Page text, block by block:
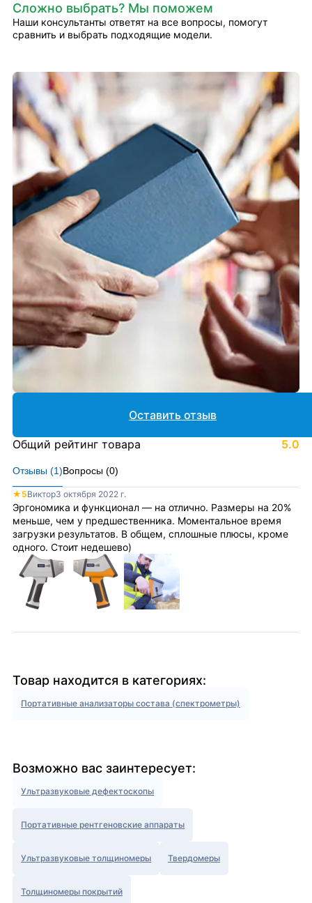
Сложно выбрать? Мы поможем
Наши консультанты ответят на все вопросы, помогут
сравнить и выбрать подходящие модели.
Отзывы (1)Вопросы (0)
★ 5Виктор3 октября 2022 г.
Эргономика и функционал — на отлично. Размеры на 20%
меньше, чем у предшественника. Моментальное время
загрузки результатов. В общем, сплошные плюсы, кроме
одного. Стоит недешево)
Оставить отзыв
Общий рейтинг товара 5.0
Товар находится в категориях:
Портативные анализаторы состава (спектрометры)
Возможно вас заинтересует:
Ультразвуковые дефектоскопы
Портативные рентгеновские аппараты
Ультразвуковые толщиномеры Твердомеры
Толщиномеры покрытий